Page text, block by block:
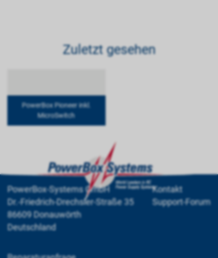
Zuletzt gesehen
PowerBox Pioneer inkl.
MicroSwitch
PowerBox-Systems GmbH
Dr.-Friedrich-Drechsler-Straße 35
86609 Donauwörth
Deutschland
Kontakt
Support-Forum